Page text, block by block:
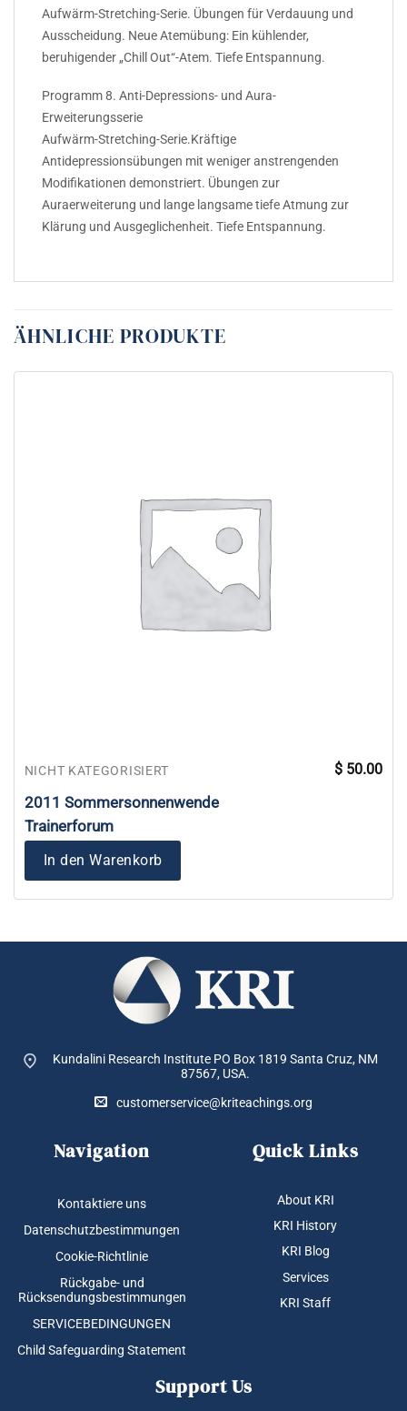
Aufwärm-Stretching-Serie. Übungen für Verdauung und
Ausscheidung. Neue Atemübung: Ein kühlender,
beruhigender „Chill Out“-Atem. Tiefe Entspannung.
Programm 8. Anti-Depressions- und Aura-
Erweiterungsserie
Aufwärm-Stretching-Serie.Kräftige
Antidepressionsübungen mit weniger anstrengenden
Modifikationen demonstriert. Übungen zur
Auraerweiterung und lange langsame tiefe Atmung zur
Klärung und Ausgeglichenheit. Tiefe Entspannung.
ÄHNLICHE PRODUKTE
NICHT KATEGORISIERT
2011 Sommersonnenwende
Trainerforum
$ 50.00
In den Warenkorb
Kundalini Research Institute PO Box 1819 Santa Cruz, NM
87567, USA.
customerservice@kriteachings.org
Navigation
Kontaktiere uns
Datenschutzbestimmungen
Cookie-Richtlinie
Rückgabe- und
Rücksendungsbestimmungen
SERVICEBEDINGUNGEN
Child Safeguarding Statement
Quick Links
About KRI
KRI History
KRI Blog
Services
KRI Staff
Support Us